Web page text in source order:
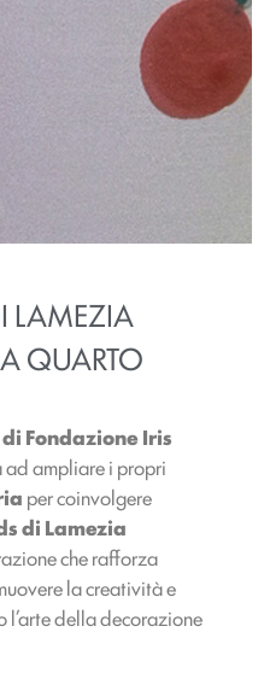
LAMEZIA
QUARTO
di Fondazione Iris
ad ampliare i propri
per coinvolgere
di Lamezia
che rafforza
la creatività e
l’arte della decorazione